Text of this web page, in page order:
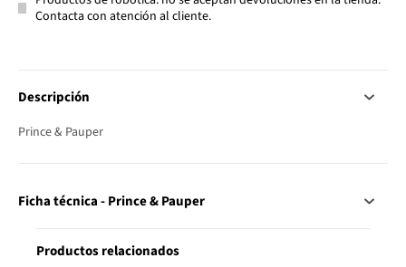
Contacta con atención al cliente.
Descripción
Prince & Pauper
Ficha técnica - Prince & Pauper
Productos relacionados